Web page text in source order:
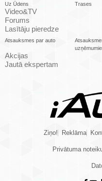
Uz Ūdens
Trases
Video&TV
Forums
Lasītāju pieredze
Atsauksmes par auto
Akcijas
Jautā ekspertam
Ziņo! Reklāma
Privātuma